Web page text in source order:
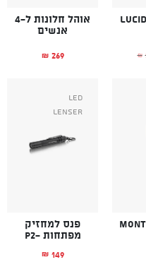
₪המקורי היה: ₪599.
הנוכחי הוא: ₪299.
אוהל חלונות ל-4
אנשים
₪ 269
Led
Lenser
פנס למחזיק
מפתחות -P2
₪ 149